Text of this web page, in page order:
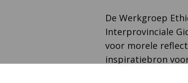
De Werkgroep
Interprovinciale
voor morele
inspiratiebron
doen naar de